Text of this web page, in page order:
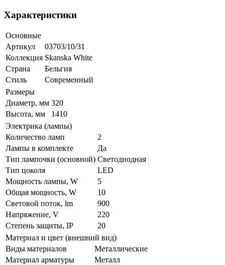
Характеристики
Основные
Артикул
03703/10/31
Коллекция Skanska White
Страна
Бельгия
Стиль
Современный
Размеры
Диаметр, мм 320
Высота, мм
1410
Электрика (лампы)
Количество ламп
2
Лампы в комплекте
Да
Тип лампочки (основной) Светодиодная
Тип цоколя
LED
Мощность лампы, W
5
Общая мощность, W
10
Световой поток, lm
900
Напряжение, V
220
Степень защиты, IP
20
Материал и цвет (внешний вид)
Виды материалов
Металлические
Материал арматуры
Металл